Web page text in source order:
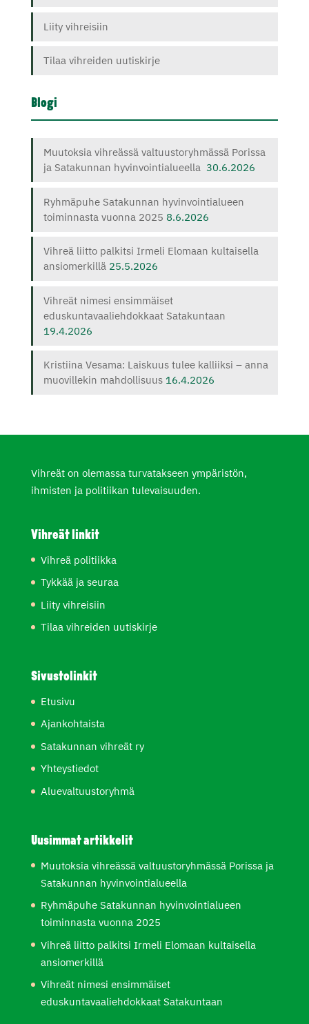
Liity vihreisiin
Tilaa vihreiden uutiskirje
Blogi
Muutoksia vihreässä valtuustoryhmässä Porissa
ja Satakunnan hyvinvointialueella 30.6.2026
Ryhmäpuhe Satakunnan hyvinvointialueen
toiminnasta vuonna 2025 8.6.2026
Vihreä liitto palkitsi Irmeli Elomaan kultaisella
ansiomerkillä 25.5.2026
Vihreät nimesi ensimmäiset
eduskuntavaaliehdokkaat Satakuntaan
19.4.2026
Kristiina Vesama: Laiskuus tulee kalliiksi – anna
muovillekin mahdollisuus 16.4.2026
Vihreät on olemassa turvatakseen ympäristön,
ihmisten ja politiikan tulevaisuuden.
Vihreät linkit
Vihreä politiikka
Tykkää ja seuraa
Liity vihreisiin
Tilaa vihreiden uutiskirje
Sivustolinkit
Etusivu
Ajankohtaista
Satakunnan vihreät ry
Yhteystiedot
Aluevaltuustoryhmä
Uusimmat artikkelit
Muutoksia vihreässä valtuustoryhmässä Porissa ja
Satakunnan hyvinvointialueella
Ryhmäpuhe Satakunnan hyvinvointialueen
toiminnasta vuonna 2025
Vihreä liitto palkitsi Irmeli Elomaan kultaisella
ansiomerkillä
Vihreät nimesi ensimmäiset
eduskuntavaaliehdokkaat Satakuntaan